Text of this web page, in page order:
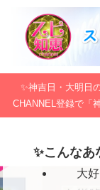
✨神吉日・大明日
CHANNEL登録で「
✨こんなあ
大